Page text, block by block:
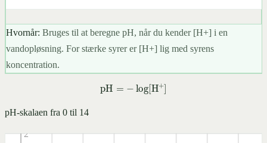
Hvornår: Bruges til at beregne pH, når du kender [H+] i en
vandopløsning. For stærke syrer er [H+] lig med syrens
koncentration.
pH-skalaen fra 0 til 14
2